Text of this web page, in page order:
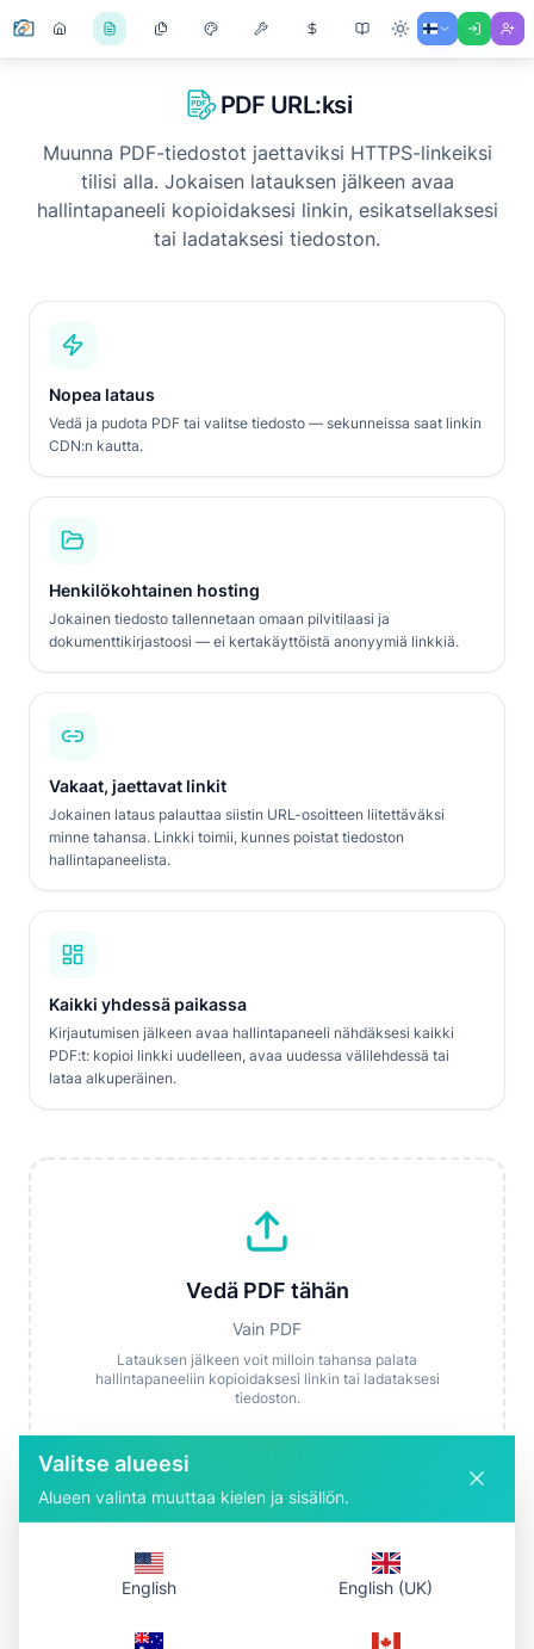
PDF URL:ksi
Muunna PDF-tiedostot jaettaviksi HTTPS-linkeiksi
tilisi alla. Jokaisen latauksen jälkeen avaa
hallintapaneeli kopioidaksesi linkin, esikatsellaksesi
tai ladataksesi tiedoston.
Nopea lataus
Vedä ja pudota PDF tai valitse tiedosto — sekunneissa saat linkin
CDN:n kautta.
Henkilökohtainen hosting
Jokainen tiedosto tallennetaan omaan pilvitilaasi ja
dokumenttikirjastoosi — ei kertakäyttöistä anonyymiä linkkiä.
Vakaat, jaettavat linkit
Jokainen lataus palauttaa siistin URL-osoitteen liitettäväksi
minne tahansa. Linkki toimii, kunnes poistat tiedoston
hallintapaneelista.
Kaikki yhdessä paikassa
Kirjautumisen jälkeen avaa hallintapaneeli nähdäksesi kaikki
PDF:t: kopioi linkki uudelleen, avaa uudessa välilehdessä tai
lataa alkuperäinen.
Vedä PDF tähän
Vain PDF
Latauksen jälkeen voit milloin tahansa palata
hallintapaneeliin kopioidaksesi linkin tai ladataksesi
tiedoston.
Valitse tiedosto
Valitse alueesi
Alueen valinta muuttaa kielen ja sisällön.
English English (UK)